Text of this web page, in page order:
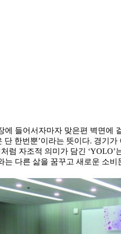
들어서자마자 맞은편 벽면에
단 한번뿐’이라는 뜻이다. 경
자조적 의미가 담긴
다른 삶을 꿈꾸고 새로운 소